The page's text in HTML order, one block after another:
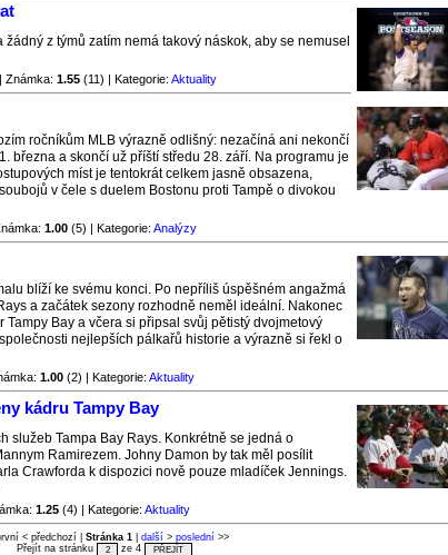
z týmů zatím nemá takový náskok, aby se nemusel
| Známka: 1.55 (11) | Kategorie: Aktuality
ročníkům MLB výrazně odlišný: nezačíná ani nekončí
března a skončí už příští středu 28. září. Na programu je
míst je tentokrát celkem jasně obsazena,
v čele s duelem Bostonu proti Tampě o divokou
1.00 (5) | Kategorie: Analýzy
blíží ke svému konci. Po nepříliš úspěšném angažmá
a začátek sezony rozhodně neměl ideální. Nakonec
Bay a včera si připsal svůj pětistý dvojmetový
nejlepších pálkařů historie a výrazně si řekl o
1.00 (2) | Kategorie: Aktuality
kádru Tampy Bay
služeb Tampa Bay Rays. Konkrétně se jedná o
Ramirezem. Johny Damon by tak měl posílit
Crawforda k dispozici nově pouze mladíček Jennings.
1.25 (4) | Kategorie: Aktuality
< předchozí | Stránka 1| další > poslední >>
Přejít na stránku
ze 4